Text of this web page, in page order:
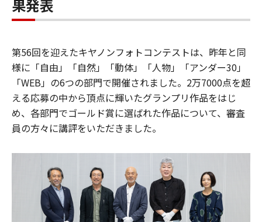
果発表
第56回を迎えたキヤノンフォトコンテストは、昨年と同
様に「自由」「自然」「動体」「人物」「アンダー30」
「WEB」の6つの部門で開催されました。2万7000点を超
える応募の中から頂点に輝いたグランプリ作品をはじ
め、各部門でゴールド賞に選ばれた作品について、審査
員の方々に講評をいただきました。